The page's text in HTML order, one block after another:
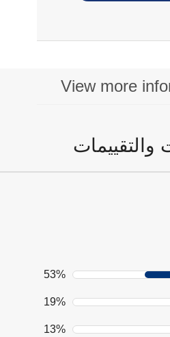
View more
والتقييمات
53%
19%
13%